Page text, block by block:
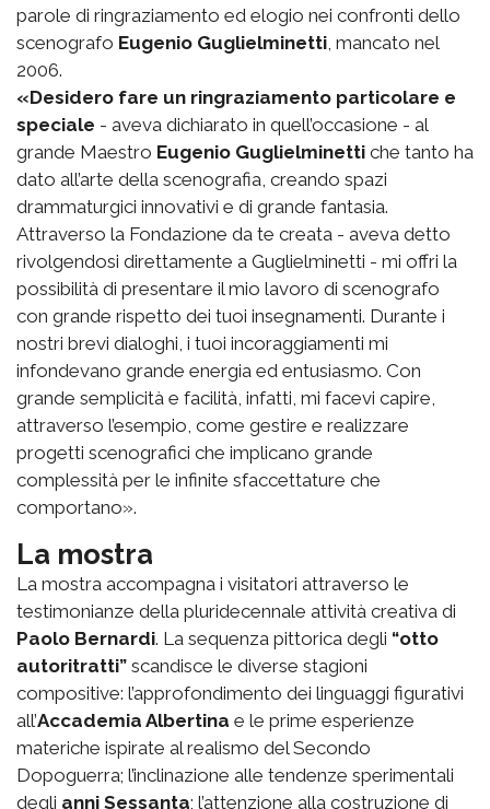
parole di ringraziamento ed elogio nei confronti dello
scenografo Eugenio Guglielminetti , mancato nel
2006.
«Desidero fare un ringraziamento particolare e
speciale - aveva dichiarato in quell’occasione - al
grande Maestro Eugenio Guglielminetti che tanto ha
dato all’arte della scenografia, creando spazi
drammaturgici innovativi e di grande fantasia.
Attraverso la Fondazione da te creata - aveva detto
rivolgendosi direttamente a Guglielminetti - mi offri la
possibilità di presentare il mio lavoro di scenografo
con grande rispetto dei tuoi insegnamenti. Durante i
nostri brevi dialoghi, i tuoi incoraggiamenti mi
infondevano grande energia ed entusiasmo. Con
grande semplicità e facilità, infatti, mi facevi capire,
attraverso l’esempio, come gestire e realizzare
progetti scenografici che implicano grande
complessità per le infinite sfaccettature che
comportano».
La mostra
La mostra accompagna i visitatori attraverso le
testimonianze della pluridecennale attività creativa di
Paolo Bernardi. La sequenza pittorica degli “otto
autoritratti” scandisce le diverse stagioni
compositive: l’approfondimento dei linguaggi figurativi
all’Accademia Albertina e le prime esperienze
materiche ispirate al realismo del Secondo
Dopoguerra; l’inclinazione alle tendenze sperimentali
degli anni Sessanta; l’attenzione alla costruzione di